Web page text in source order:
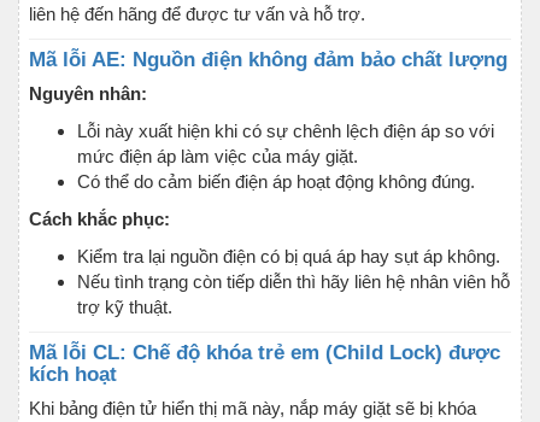
liên hệ đến hãng để được tư vấn và hỗ trợ.
Mã lỗi AE: Nguồn điện không đảm bảo chất lượng
Nguyên nhân:
Lỗi này xuất hiện khi có sự chênh lệch điện áp so với
mức điện áp làm việc của máy giặt.
Có thể do cảm biến điện áp hoạt động không đúng.
Cách khắc phục:
Kiểm tra lại nguồn điện có bị quá áp hay sụt áp không.
Nếu tình trạng còn tiếp diễn thì hãy liên hệ nhân viên hỗ
trợ kỹ thuật.
Mã lỗi CL: Chế độ khóa trẻ em (Child Lock) được
kích hoạt
Khi bảng điện tử hiển thị mã này, nắp máy giặt sẽ bị khóa